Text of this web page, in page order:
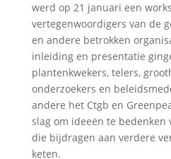
werd op 21 januari een
vertegenwoordigers van de
en andere betrokken
inleiding en presentatie
plantenkwekers, telers,
onderzoekers en
andere het Ctgb en
slag om ideeën te bedenken
die bijdragen aan verdere
keten.